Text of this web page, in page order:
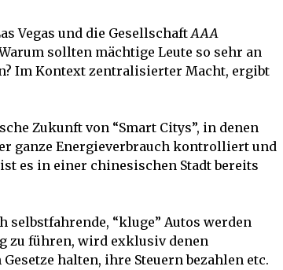
Vegas und die GesellschaftAAA
sollten mächtige Leute so sehr an
Im Kontext zentralisierter Macht, ergibt
Zukunft von “Smart Citys”, in denen
ganze Energieverbrauch kontrolliert und
es in einer chinesischen Stadt bereits
selbstfahrende, “kluge” Autos werden
zu führen, wird exklusiv denen
halten, ihre Steuern bezahlen etc.